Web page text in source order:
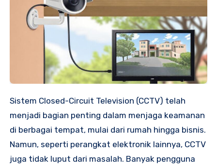
Sistem Closed-Circuit Television (CCTV) telah
menjadi bagian penting dalam menjaga keamanan
di berbagai tempat, mulai dari rumah hingga bisnis.
Namun, seperti perangkat elektronik lainnya, CCTV
juga tidak luput dari masalah. Banyak pengguna